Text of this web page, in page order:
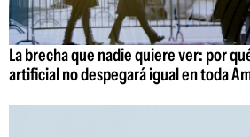
La brecha que nadie quiere ver: por
artificial no despegará igual en toda